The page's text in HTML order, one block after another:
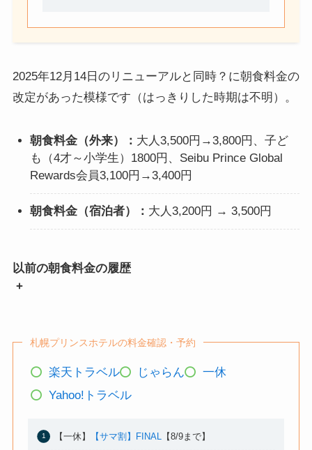
2025年12月14日のリニューアルと同時？に朝食料金の
改定があった模様です（はっきりした時期は不明）。
朝食料金（外来）： 大人3,500円→3,800円、子ど
も（4才～小学生）1800円、Seibu Prince Global
Rewards会員3,100円→3,400円
朝食料金（宿泊者）： 大人3,200円 → 3,500円
以前の朝食料金の履歴
+
札幌プリンスホテルの料金確認・予約
楽天トラベル じゃらん
一休
Yahoo!トラベル
【一休】 【サマ割】FINAL 【8/9まで】